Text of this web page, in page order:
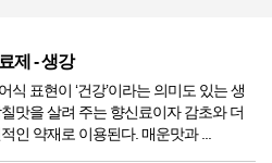
제 - 생강
식 표현이 ‘건강’이라는 의미도 있는 생
맛을 살려 주는 향신료이자 감초와 더
인 약재로 이용된다. 매운맛과 ...